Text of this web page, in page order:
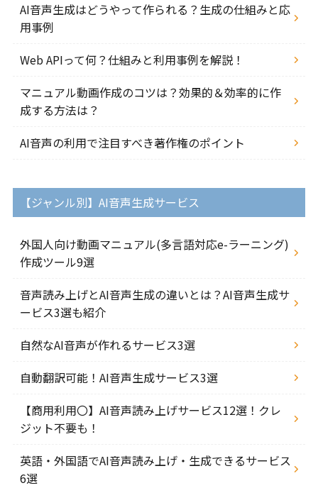
AI音声生成はどうやって作られる？生成の仕組みと応
用事例
Web APIって何？仕組みと利用事例を解説！
マニュアル動画作成のコツは？効果的＆効率的に作
成する方法は？
AI音声の利用で注目すべき著作権のポイント
【ジャンル別】AI音声生成サービス
外国人向け動画マニュアル(多言語対応e-ラーニング)
作成ツール9選
音声読み上げとAI音声生成の違いとは？AI音声生成サ
ービス3選も紹介
自然なAI音声が作れるサービス3選
自動翻訳可能！AI音声生成サービス3選
【商用利用〇】AI音声読み上げサービス12選！クレ
ジット不要も！
英語・外国語でAI音声読み上げ・生成できるサービス
6選